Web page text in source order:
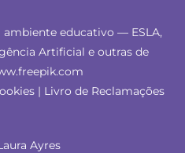
educativo — ESLA,
Artificial e outras de
| Livro de Reclamações
Ayres